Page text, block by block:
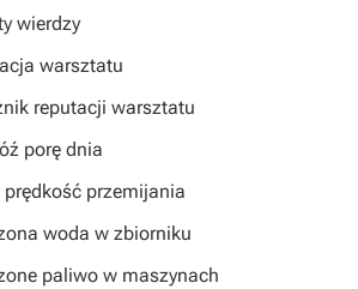
wierdzy
warsztatu
reputacji warsztatu
porę dnia
przemijania
woda w zbiorniku
paliwo w maszynach